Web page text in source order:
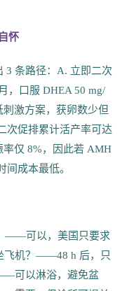
怀
3 条路径：A. 立即二次
，口服 DHEA 50 mg/
刺激方案，获卵数少但
次促排累计活产率可达
率仅 8%，因此若 AMH
间成本最低。
——可以，美国只要求
飞机？——48 h 后，只
可以淋浴，避免盆